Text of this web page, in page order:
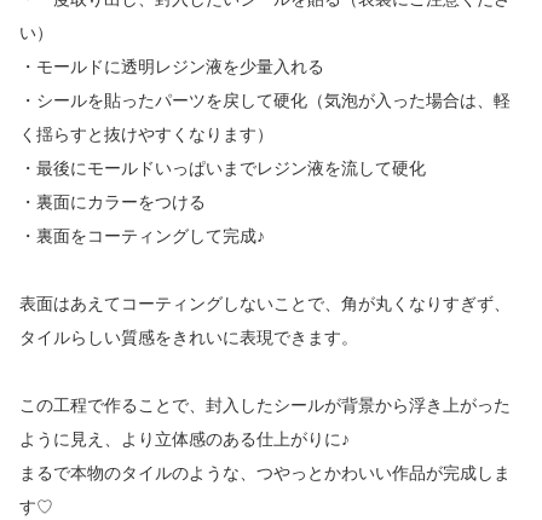
い）
・モールドに透明レジン液を少量入れる
・シールを貼ったパーツを戻して硬化（気泡が入った場合は、軽
く揺らすと抜けやすくなります）
・最後にモールドいっぱいまでレジン液を流して硬化
・裏面にカラーをつける
・裏面をコーティングして完成♪
表面はあえてコーティングしないことで、角が丸くなりすぎず、
タイルらしい質感をきれいに表現できます。
この工程で作ることで、封入したシールが背景から浮き上がった
ように見え、より立体感のある仕上がりに♪
まるで本物のタイルのような、つやっとかわいい作品が完成しま
す♡